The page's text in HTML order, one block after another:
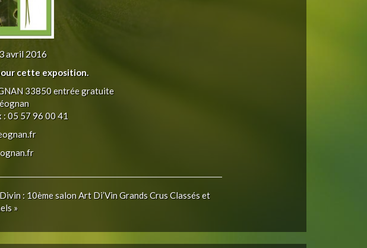
avril 2016
cette exposition.
33850 entrée gratuite
05 57 96 00 41
: 10ème salon Art Di’Vin Grands Crus Classés et
»